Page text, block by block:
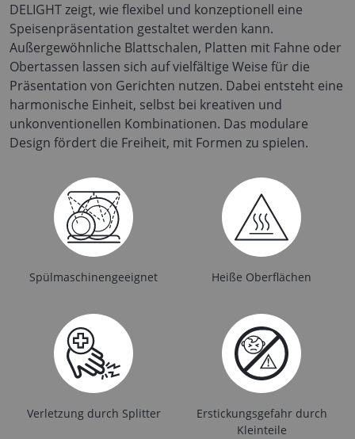
DELIGHT zeigt, wie flexibel und konzeptionell eine
Speisenpräsentation gestaltet werden kann.
Außergewöhnliche Blattschalen, Platten mit Fahne oder
Obertassen lassen sich auf vielfältige Weise für die
Präsentation von Gerichten nutzen. Dabei entsteht eine
harmonische Einheit, selbst bei kreativen und
unkonventionellen Kombinationen. Das modulare
Design fördert die Freiheit, mit Formen zu spielen.
Spülmaschinengeeignet Heiße Oberflächen
Verletzung durch Splitter
Erstickungsgefahr durch
Kleinteile